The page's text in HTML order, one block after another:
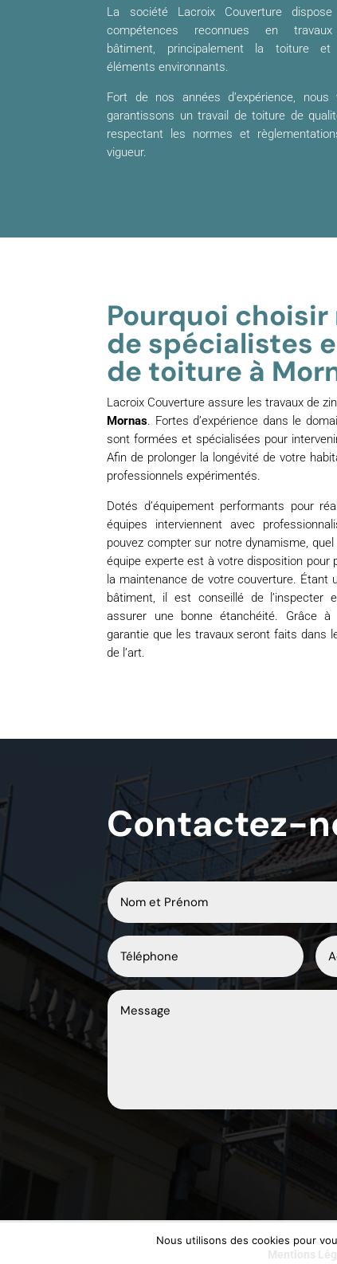
La société Lacroix Couverture
compétences reconnues en
bâtiment, principalement la toiture
éléments environnants.
Fort de nos années d’expérience, nous
garantissons un travail de toiture de
respectant les normes et
vigueur.
Pourquoi
de spécialistes
de toiture à
Lacroix Couverture assure les travaux de
Mornas. Fortes d’expérience dans le
sont formées et spécialisées pour
Afin de prolonger la longévité de votre
professionnels expérimentés.
Dotés d’équipement performants pour
équipes interviennent avec
pouvez compter sur notre dynamisme,
équipe experte est à votre disposition pour
la maintenance de votre couverture. Étant
bâtiment, il est conseillé de l’inspecter
assurer une bonne étanchéité. Grâce
garantie que les travaux seront faits dans
de l’art.
Contactez-
Nous utilisons des cookies pour